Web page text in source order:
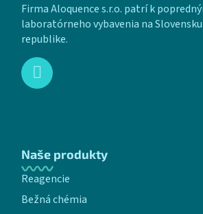
Firma Aloquence s.r.o. patrí k
laboratórneho vybavenia na Slovensku
republike.
Naše produkty
Reagencie
Bežná chémia